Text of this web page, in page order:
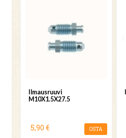
Ilmausruuvi
M10X1.5X27.5
5,90 € OSTA